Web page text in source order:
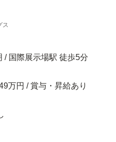
ス
/ 国際展示場駅 徒歩5分
万円 / 賞与・昇給あり